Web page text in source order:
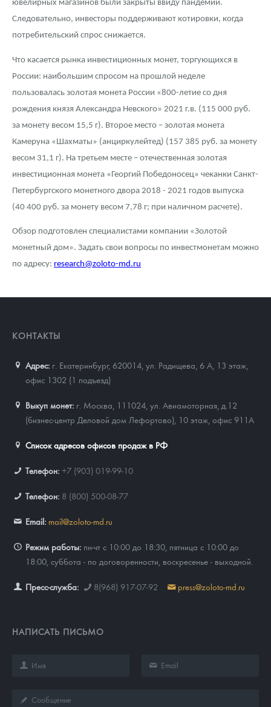
Книги по нумизматике
ювелирных магазинов были закрыты ввиду пандемии.
Следовательно, инвесторы поддерживают котировки, когда
потребительский спрос снижается.
Что касается рынка инвестиционных монет, торгующихся в
России: наибольшим спросом на прошлой неделе
пользовалась золотая монета России «800-летие со дня
рождения князя Александра Невского» 2021 г.в. (115 000 руб.
за монету весом 15,5 г). Второе место – золотая монета
Камеруна «Шахматы» (анциркулейтед) (157 385 руб. за монету
весом 31,1 г). На третьем месте – отечественная золотая
инвестиционная монета «Георгий Победоносец» чеканки Санкт-
Петербургского монетного двора 2018 - 2021 годов выпуска
(40 400 руб. за монету весом 7,78 г; при наличном расчете).
Обзор подготовлен специалистами компании «Золотой
монетный дом». Задать свои вопросы по инвестмонетам можно
по адресу: research@zoloto-md.ru
КОНТАКТЫ
Адрес: г. Екатеринбург, 620014 ул. Радищева, 6 А, 13 этаж,
офис 1302 (1 подъезд)
Выкуп монет: г. Москва, 111024, ул. Авиамоторная, д.12
(бизнес-центр Деловой дом Лефортово), 10 этаж, офис 911А
Список адресов офисов продаж в РФ
Телефон: +7 (903) 019-99-10
Телефон: 8 (800) 500-08-77
Email: mail@zoloto-md.ru
Режим работы: пн-чт с 10:00 до 18:30, пятница с 10:00 до
18:00, суббота - по договоренности, воскресенье - выходной.
Пресс-служба: 8(968) 917-07-92 press@zoloto-md.ru
НАПИСАТЬ ПИСЬМО